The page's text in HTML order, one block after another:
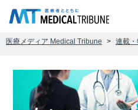
医療メディア Medical Tribune 連載